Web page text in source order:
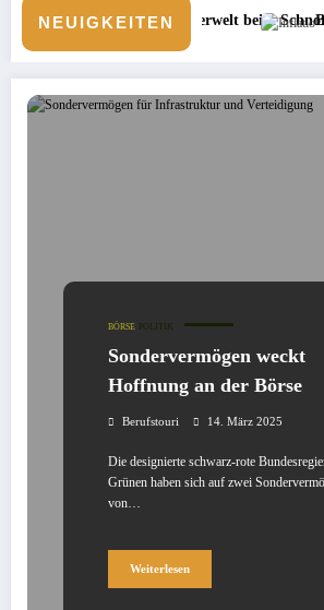
NEUIGKEITEN
beim Schnorcheln entdecken
Börse: Steigt die Inflation
BÖRSE POLITIK
Sondervermögen weckt
Hoffnung an der Börse
Berufstouri 14. März 2025
Die designierte schwarz-rote
Grünen haben sich auf zwei
von…
Weiterlesen